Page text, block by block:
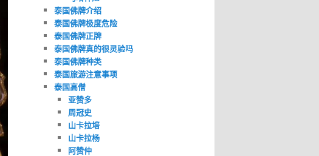
泰国佛牌介绍
泰国佛牌极度危险
泰国佛牌正牌
泰国佛牌真的很灵验吗
泰国佛牌种类
泰国旅游注意事项
泰国高僧
亚赞多
周冠史
山卡拉培
山卡拉杨
阿赞仲